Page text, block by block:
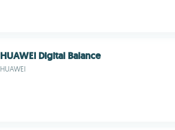
HUAWEI Digital Balance
HUAWEI